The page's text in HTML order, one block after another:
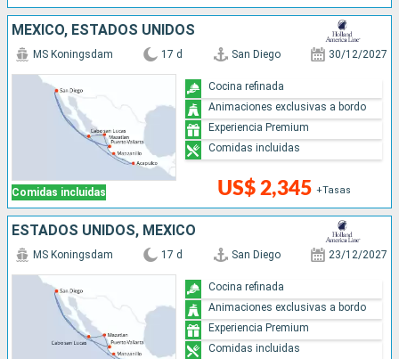
MÉXICO, ESTADOS UNIDOS
Comidas incluidas
MS Koningsdam 17 d San Diego 30/12/2027
US$ 2,345 +Tasas
Cocina refinada
Animaciones exclusivas a bordo
Experiencia Premium
Comidas incluidas
ESTADOS UNIDOS, MÉXICO
MS Koningsdam 17 d San Diego 23/12/2027
Cocina refinada
Animaciones exclusivas a bordo
Experiencia Premium
Comidas incluidas